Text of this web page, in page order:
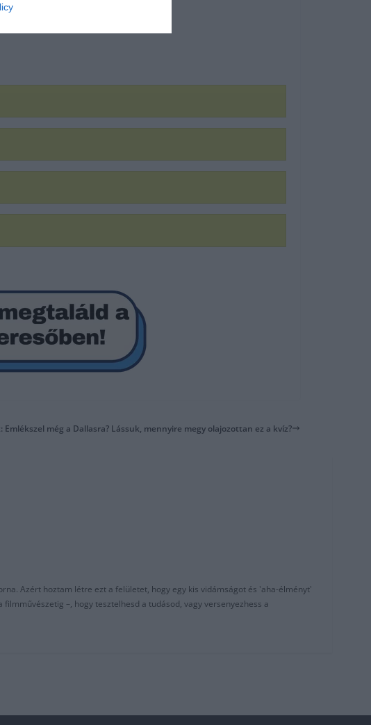
Emlékszel még a Dallasra? Lássuk, mennyire megy olajozottan ez a kvíz?
Azért hoztam létre ezt a felületet, hogy egy kis vidámságot és 'aha-élményt'
–, hogy tesztelhesd a tudásod, vagy versenyezhess a